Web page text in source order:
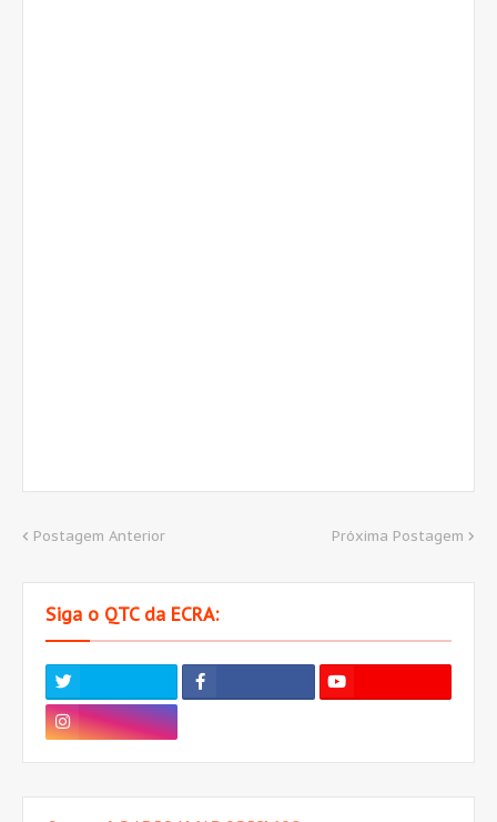
Postagem Anterior Próxima Postagem
Siga o QTC da ECRA: